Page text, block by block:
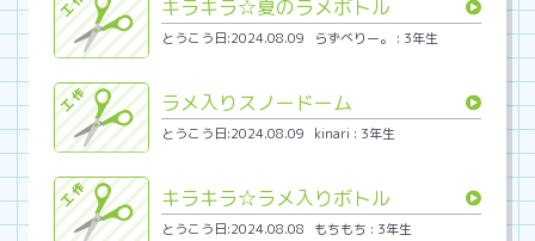
キラキラ☆夏のラメボトル
とうこう日:2024.08.09 らずべりー。 : 3年生
ラメ入りスノードーム
とうこう日:2024.08.09 kinari : 3年生
キラキラ☆ラメ入りボトル
とうこう日:2024.08.08 もちもち : 3年生